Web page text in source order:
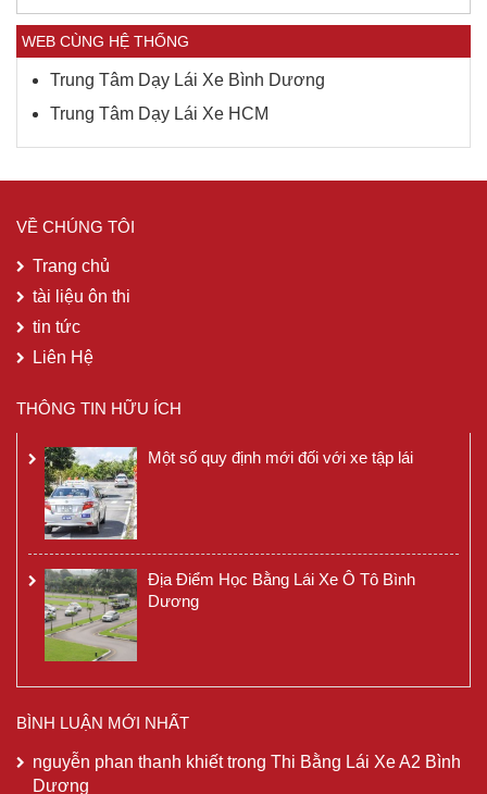
WEB CÙNG HỆ THỐNG
Trung Tâm Dạy Lái Xe Bình Dương
Trung Tâm Dạy Lái Xe HCM
VỀ CHÚNG TÔI
Trang chủ
tài liệu ôn thi
tin tức
Liên Hệ
THÔNG TIN HỮU ÍCH
Một số quy định mới đối với xe tập lái
Địa Điểm Học Bằng Lái Xe Ô Tô Bình
Dương
BÌNH LUẬN MỚI NHẤT
nguyễn phan thanh khiếttrong Thi Bằng Lái Xe A2 Bình
Dương